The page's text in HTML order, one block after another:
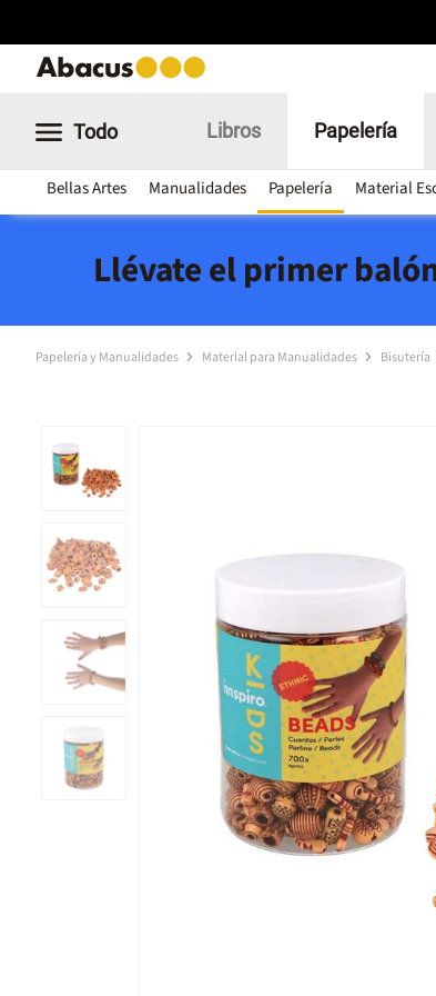
Todo Libros Papelería
Bellas Artes Manualidades Papelería Material
Llévate el primer
Papelería y Manualidades Material para Manualidades Bisutería